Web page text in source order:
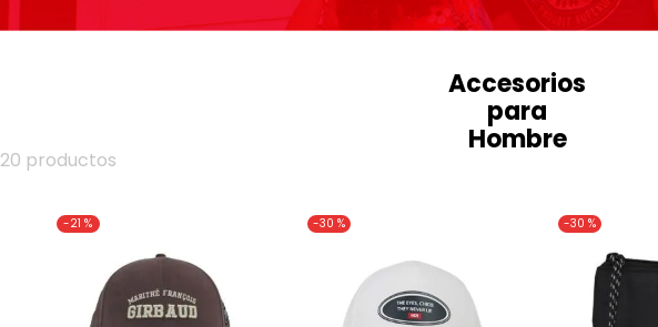
20 productos
Accesorios
para
Hombre
-21 % -30 % -30 %